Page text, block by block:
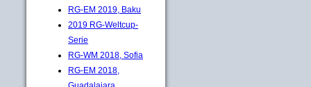
RG-EM 2019, Baku
2019 RG-Weltcup-
Serie
RG-WM 2018, Sofia
RG-EM 2018,